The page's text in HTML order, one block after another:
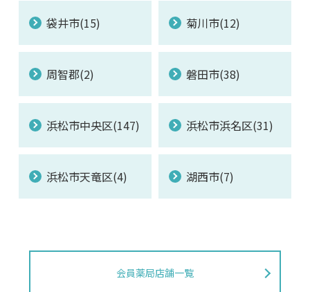
袋井市(15) 菊川市(12)
周智郡(2) 磐田市(38)
浜松市中央区(147) 浜松市浜名区(31)
浜松市天竜区(4) 湖西市(7)
会員薬局店舗一覧